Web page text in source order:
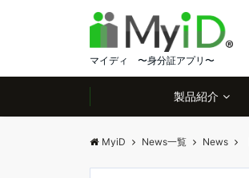
マイディ 〜身分証アプリ〜
製品紹介
MyiD News一覧 News